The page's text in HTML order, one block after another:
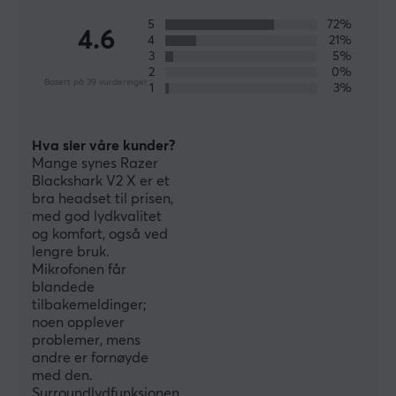
som skal til for å forske, utvikle og produsere nye
produkter av høy kvalitet. Hvis du leter etter et produkt
som ikke skuffer deg når det virkelig gjelder, bør du
sjekke ut Razer.
SPESIFIKASJONER
DIMENSJON & VEKT
Kabellengde
1.3 meter
Vekt
240 g
EGENSKAPER
Membranen
50 mm
4.6
Basert på 39 vurderinger
5
72%
4
21%
3
5%
2
0%
1
3%
Hva sier våre kunder?
Mange synes Razer
Blackshark V2 X er et
bra headset til prisen,
med god lydkvalitet
og komfort, også ved
lengre bruk.
Mikrofonen får
blandede
tilbakemeldinger;
noen opplever
problemer, mens
andre er fornøyde
med den.